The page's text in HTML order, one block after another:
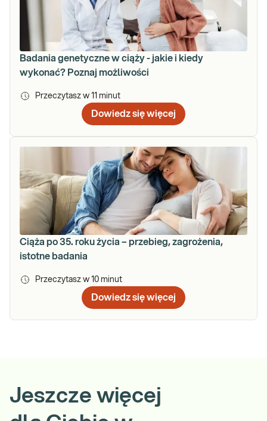
Badania genetyczne w ciąży - jakie i kiedy
wykonać? Poznaj możliwości
Przeczytasz w 11 minut
Dowiedz się więcej
Ciąża po 35. roku życia – przebieg, zagrożenia,
istotne badania
Przeczytasz w 10 minut
Dowiedz się więcej
Jeszcze więcej